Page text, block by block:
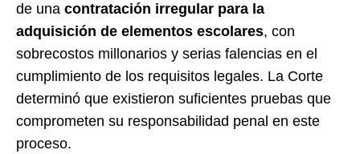
de una contratación irregular para la
adquisición de elementos escolares, con
sobrecostos millonarios y serias falencias en el
cumplimiento de los requisitos legales. La Corte
determinó que existieron suficientes pruebas que
comprometen su responsabilidad penal en este
proceso.